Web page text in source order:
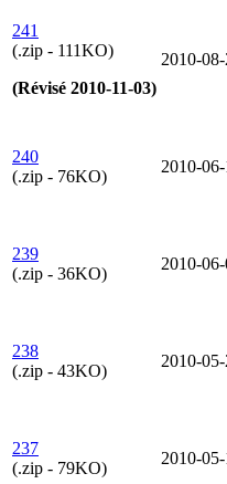
241
(.zip - 111KO)
(Révisé 2010-11-03)
2010-
240
(.zip - 76KO)
2010-
239
(.zip - 36KO)
2010-
238
(.zip - 43KO)
2010-
237
(.zip - 79KO)
2010-